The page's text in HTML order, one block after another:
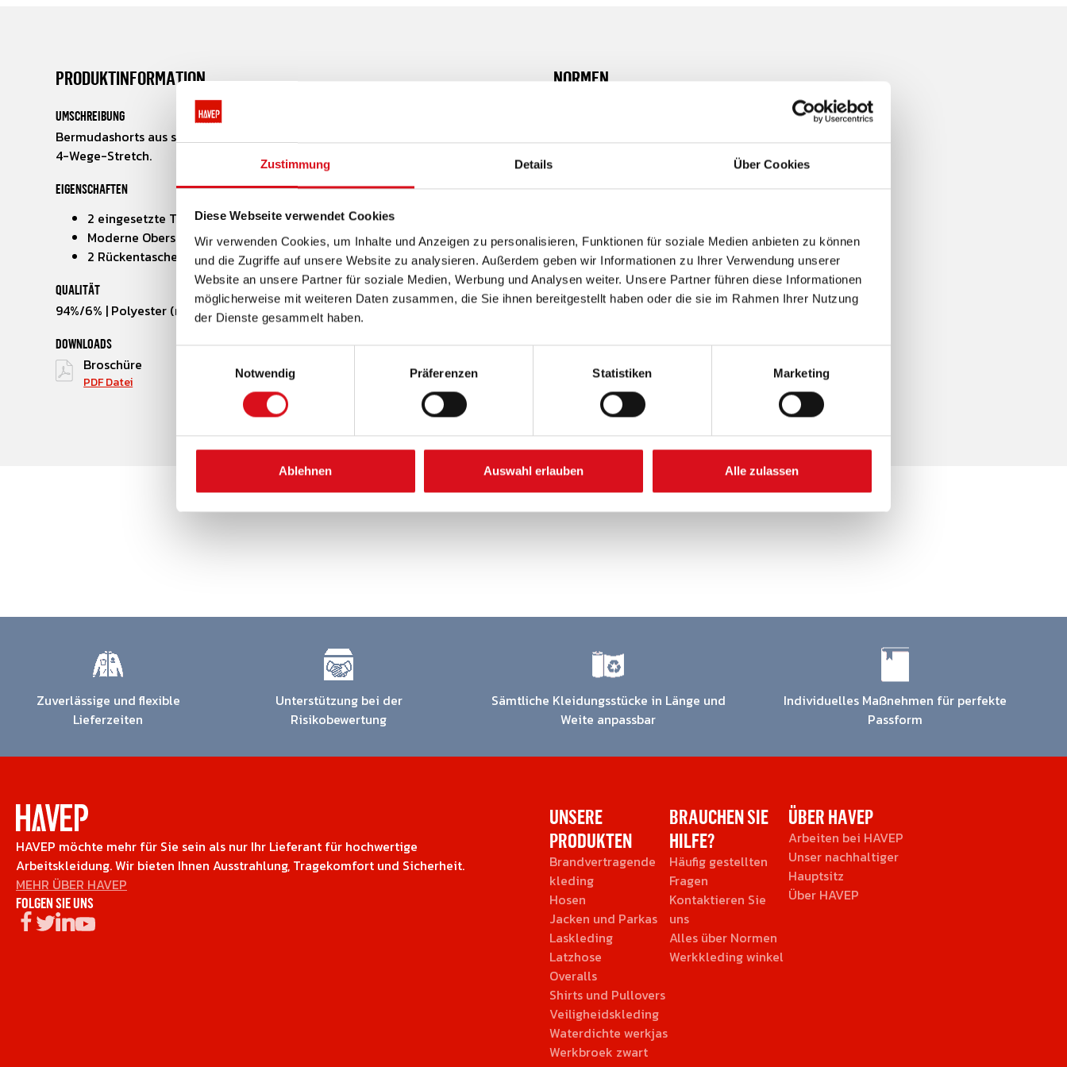
Zustimmung Details Über Cookies
Diese Webseite verwendet Cookies
Wir verwenden Cookies, um Inhalte und Anzeigen zu personalisieren, Funktionen für soziale Medien anbieten zu können
und die Zugriffe auf unsere Website zu analysieren. Außerdem geben wir Informationen zu Ihrer Verwendung unserer
Website an unsere Partner für soziale Medien, Werbung und Analysen weiter. Unsere Partner führen diese Informationen
möglicherweise mit weiteren Daten zusammen, die Sie ihnen bereitgestellt haben oder die sie im Rahmen Ihrer Nutzung
der Dienste gesammelt haben.
Notwendig
Präferenzen Statistiken Marketing
Ablehnen Auswahl erlauben Alle zulassen
PRODUKTINFORMATION
UMSCHREIBUNG
Bermudashorts aus strapazierfähigem Material. Schwarze Designer-Reflexion,
4-Wege-Stretch.
EIGENSCHAFTEN
2 eingesetzte Taschen
Moderne Oberschenkeltasche mit vielen Aufbewahrungsmöglichkeiten
2 Rückentaschen
QUALITÄT
94%/6% | Polyester (recycled)/Elasthan | 300 g/m²
DOWNLOADS
Broschüre
PDF Datei
NORMEN
Zuverlässige und flexible
Lieferzeiten
Unterstützung bei der
Risikobewertung
Sämtliche Kleidungsstücke in Länge und
Weite anpassbar
Individuelles Maßnehmen für perfekte
Passform
HAVEP möchte mehr für Sie sein als nur Ihr Lieferant für hochwertige
Arbeitskleidung. Wir bieten Ihnen Ausstrahlung, Tragekomfort und Sicherheit.
MEHR ÜBER HAVEP
FOLGEN SIE UNS
UNSERE
PRODUKTEN
Brandvertragende
kleding
Hosen
Jacken und Parkas
Laskleding
Latzhose
Overalls
Shirts und Pullovers
Veiligheidskleding
Waterdichte werkjas
Werkbroek zwart
BRAUCHEN SIE
HILFE?
Häufig gestellten
Fragen
Kontaktieren Sie
uns
Alles über Normen
Werkkleding winkel
ÜBER HAVEP
Arbeiten bei HAVEP
Unser nachhaltiger
Hauptsitz
Über HAVEP